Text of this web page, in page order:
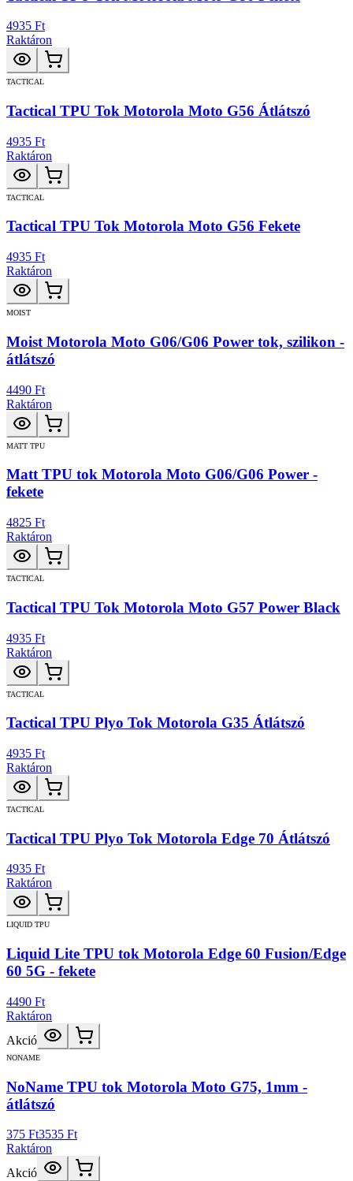
4935 Ft
Raktáron
TACTICAL
Tactical TPU Tok Motorola Moto G56 Átlátszó
4935 Ft
Raktáron
TACTICAL
Tactical TPU Tok Motorola Moto G56 Fekete
4935 Ft
Raktáron
MOIST
Moist Motorola Moto G06/G06 Power tok, szilikon -
átlátszó
4490 Ft
Raktáron
MATT TPU
Matt TPU tok Motorola Moto G06/G06 Power -
fekete
4825 Ft
Raktáron
TACTICAL
Tactical TPU Tok Motorola Moto G57 Power Black
4935 Ft
Raktáron
TACTICAL
Tactical TPU Plyo Tok Motorola G35 Átlátszó
4935 Ft
Raktáron
TACTICAL
Tactical TPU Plyo Tok Motorola Edge 70 Átlátszó
4935 Ft
Raktáron
LIQUID TPU
Liquid Lite TPU tok Motorola Edge 60 Fusion/Edge
60 5G - fekete
4490 Ft
Raktáron
Akció
NONAME
NoName TPU tok Motorola Moto G75, 1mm -
átlátszó
375 Ft3535 Ft
Raktáron
Akció